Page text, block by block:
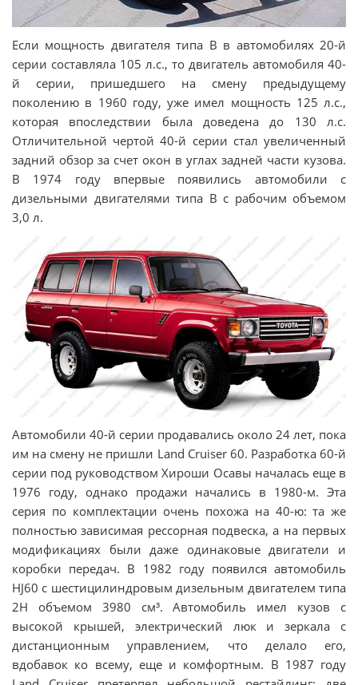
Если мощность двигателя типа В в автомобилях 20-й
серии составляла 105 л.с., то двигатель автомобиля 40-
й серии, пришедшего на смену предыдущему
поколению в 1960 году, уже имел мощность 125 л.с.,
которая впоследствии была доведена до 130 л.с.
Отличительной чертой 40-й серии стал увеличенный
задний обзор за счет окон в углах задней части кузова.
В 1974 году впервые появились автомобили с
дизельными двигателями типа В с рабочим объемом
3,0 л.
Автомобили 40-й серии продавались около 24 лет, пока
им на смену не пришли Land Cruiser 60. Разработка 60-й
серии под руководством Хироши Осавы началась еще в
1976 году, однако продажи начались в 1980-м. Эта
серия по комплектации очень похожа на 40-ю: та же
полностью зависимая рессорная подвеска, а на первых
модификациях были даже одинаковые двигатели и
коробки передач. В 1982 году появился автомобиль
HJ60 с шестицилиндровым дизельным двигателем типа
2H объемом 3980 см³. Автомобиль имел кузов с
высокой крышей, электрический люк и зеркала с
дистанционным управлением, что делало его,
вдобавок ко всему, еще и комфортным. В 1987 году